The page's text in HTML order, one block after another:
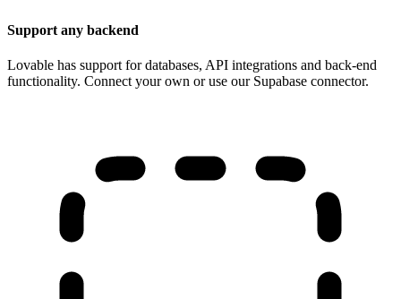
Support any backend
Lovable has support for databases, API integrations and back-end
functionality. Connect your own or use our Supabase connector.